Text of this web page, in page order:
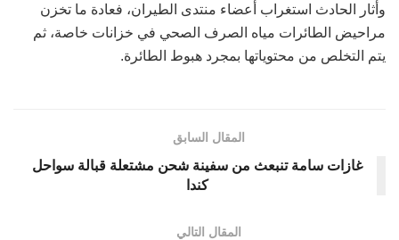
وأثار الحادث استغراب أعضاء منتدى الطيران، فعادة ما تخزن
مراحيض الطائرات مياه الصرف الصحي في خزانات خاصة، ثم
يتم التخلص من محتوياتها بمجرد هبوط الطائرة.
المقال السابق
غازات سامة تنبعث من سفينة شحن مشتعلة قبالة سواحل
كندا
المقال التالي